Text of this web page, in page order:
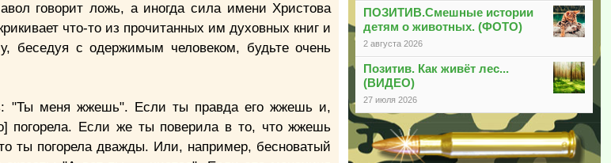
ПОЗИТИВ.Смешные истории
детям о животных. (ФОТО)
2 августа 2026
Позитив. Как живёт лес...
(ВИДЕО)
27 июля 2026
говорит ложь, а иногда сила имени Христова
что-то из прочитанных им духовных книг и
беседуя с одержимым человеком, будьте очень
"Ты меня жжешь". Если ты правда его жжешь и,
погорела. Если же ты поверила в то, что жжешь
ты погорела дважды. Или, например, бесноватый